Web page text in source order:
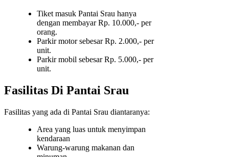
Tiket masuk Pantai Srau hanya
dengan membayar Rp. 10.000,- per
orang.
Parkir motor sebesar Rp. 2.000,- per
unit.
Parkir mobil sebesar Rp. 5.000,- per
unit.
Fasilitas Di Pantai Srau
Fasilitas yang ada di Pantai Srau diantaranya:
Area yang luas untuk menyimpan
kendaraan
Warung-warung makanan dan